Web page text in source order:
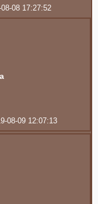
08 17:27:52
08-09 12:07:13